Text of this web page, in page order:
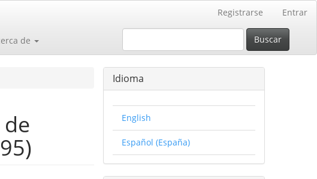
Registrarse Entrar
de Buscar
Idioma
English
Español (España)